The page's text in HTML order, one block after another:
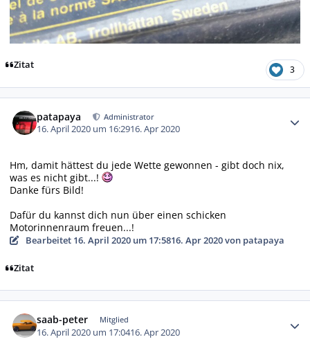
Zitat 3
patapaya Administrator
16. April 2020 um 16:2916. Apr 2020
Hm, damit hättest du jede Wette gewonnen - gibt doch nix,
was es nicht gibt...!
Danke fürs Bild!
Dafür du kannst dich nun über einen schicken
Motorinnenraum freuen...!
Bearbeitet 16. April 2020 um 17:5816. Apr 2020von patapaya
Zitat
saab-peter Mitglied
16. April 2020 um 17:0416. Apr 2020